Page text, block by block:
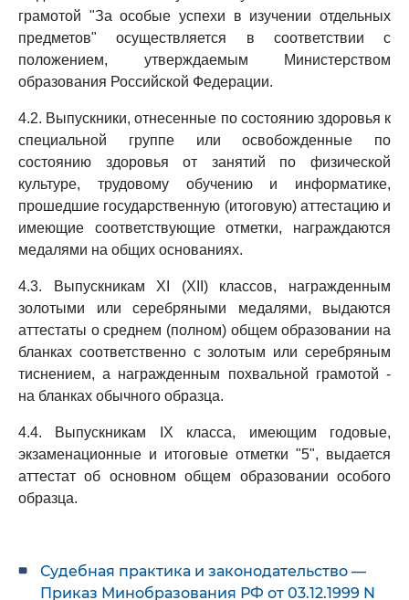
грамотой "За особые успехи в изучении отдельных
предметов" осуществляется в соответствии с
положением, утверждаемым Министерством
образования Российской Федерации.
4.2. Выпускники, отнесенные по состоянию здоровья к
специальной группе или освобожденные по
состоянию здоровья от занятий по физической
культуре, трудовому обучению и информатике,
прошедшие государственную (итоговую) аттестацию и
имеющие соответствующие отметки, награждаются
медалями на общих основаниях.
4.3. Выпускникам XI (XII) классов, награжденным
золотыми или серебряными медалями, выдаются
аттестаты о среднем (полном) общем образовании на
бланках соответственно с золотым или серебряным
тиснением, а награжденным похвальной грамотой -
на бланках обычного образца.
4.4. Выпускникам IX класса, имеющим годовые,
экзаменационные и итоговые отметки "5", выдается
аттестат об основном общем образовании особого
образца.
Судебная практика и законодательство —
Приказ Минобразования РФ от 03.12.1999 N